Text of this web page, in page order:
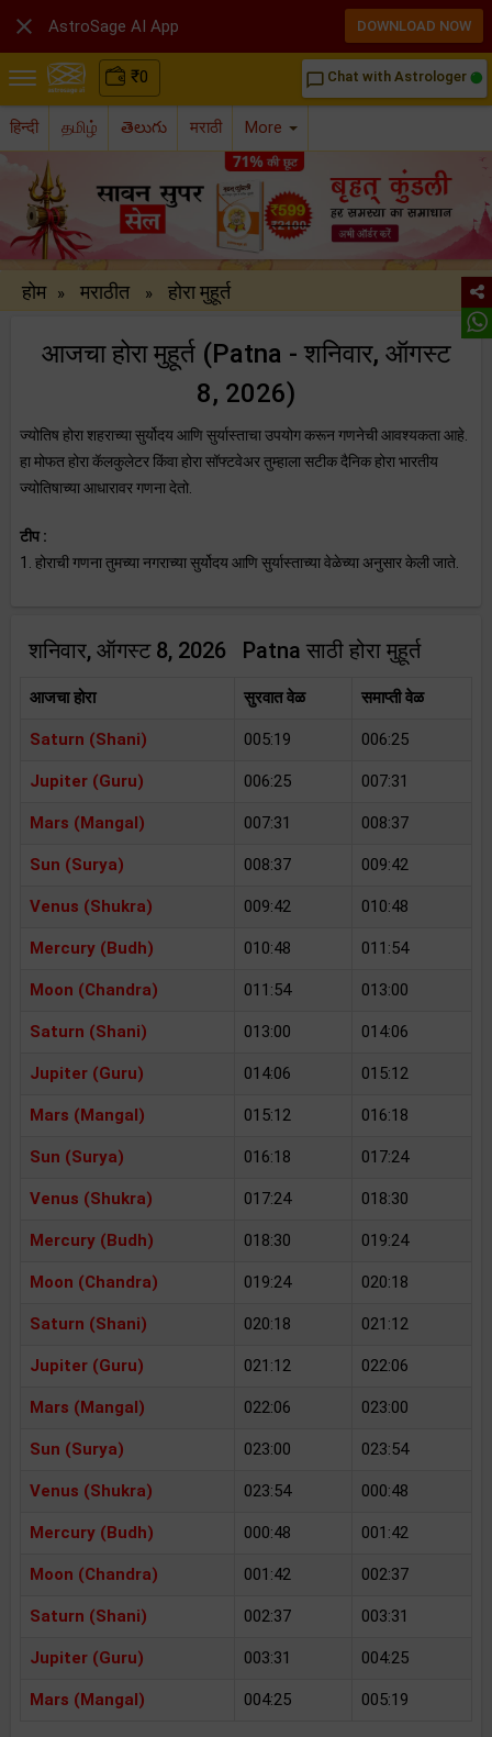
₹0 chat_bubble_outline Chat with Astrologer
हिन्दी தமிழ் తెలుగు मराठी More
होम » मराठीत » होरा मुहूर्त
आजचा होरा मुहूर्त (Patna - शनिवार, ऑगस्ट
8, 2026)
ज्योतिष होरा शहराच्या सुर्योदय आणि सुर्यास्ताचा उपयोग करून गणनेची आवश्यकता आहे.
हा मोफत होरा कॅलकुलेटर किंवा होरा सॉफ्टवेअर तुम्हाला सटीक दैनिक होरा भारतीय
ज्योतिषाच्या आधारावर गणना देतो.
टीप :
1. होराची गणना तुमच्या नगराच्या सुर्योदय आणि सुर्यास्ताच्या वेळेच्या अनुसार केली जाते.
शनिवार, ऑगस्ट 8, 2026 Patna साठी होरा मुहूर्त
आजचा होरा सुरवात वेळ समाप्ती वेळ
Saturn (Shani) 005:19 006:25
Jupiter (Guru) 006:25 007:31
Mars (Mangal) 007:31 008:37
Sun (Surya) 008:37 009:42
Venus (Shukra) 009:42 010:48
Mercury (Budh) 010:48 011:54
Moon (Chandra) 011:54 013:00
Saturn (Shani) 013:00 014:06
Jupiter (Guru) 014:06 015:12
Mars (Mangal) 015:12 016:18
Sun (Surya) 016:18 017:24
Venus (Shukra) 017:24 018:30
Mercury (Budh) 018:30 019:24
Moon (Chandra) 019:24 020:18
Saturn (Shani) 020:18 021:12
Jupiter (Guru) 021:12 022:06
Mars (Mangal) 022:06 023:00
Sun (Surya) 023:00 023:54
Venus (Shukra) 023:54 000:48
Mercury (Budh) 000:48 001:42
Moon (Chandra) 001:42 002:37
Saturn (Shani) 002:37 003:31
Jupiter (Guru) 003:31 004:25
Mars (Mangal) 004:25 005:19
 AstroSage AI App DOWNLOAD NOW